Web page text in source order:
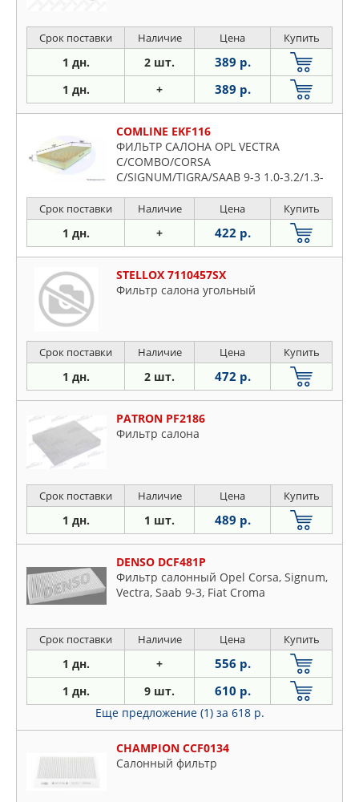
Срок поставки Наличие Цена Купить
1 дн. 2 шт. 389 р.
1 дн. + 389 р.
COMLINE EKF116
ФИЛЬТР САЛОНА OPL VECTRA
C/COMBO/CORSA
C/SIGNUM/TIGRA/SAAB 9-3 1.0-3.2/1.3-
Срок поставки Наличие Цена Купить
1 дн. + 422 р.
STELLOX 7110457SX
Фильтр салона угольный
Срок поставки Наличие Цена Купить
1 дн. 2 шт. 472 р.
PATRON PF2186
Фильтр салона
Срок поставки Наличие Цена Купить
1 дн. 1 шт. 489 р.
DENSO DCF481P
Фильтр салонный Opel Corsa, Signum,
Vectra, Saab 9-3, Fiat Croma
Срок поставки Наличие Цена Купить
1 дн. + 556 р.
1 дн. 9 шт. 610 р.
Еще предложение (1) за 618 р.
CHAMPION CCF0134
Салонный фильтр